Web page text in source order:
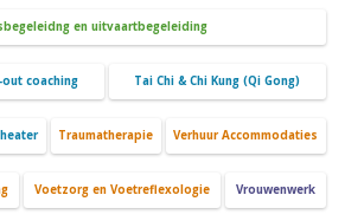
en uitvaartbegeleiding
coaching Tai Chi & Chi Kung (Qi Gong)
Traumatherapie Verhuur Accommodaties
Voetzorg en Voetreflexologie Vrouwenwerk